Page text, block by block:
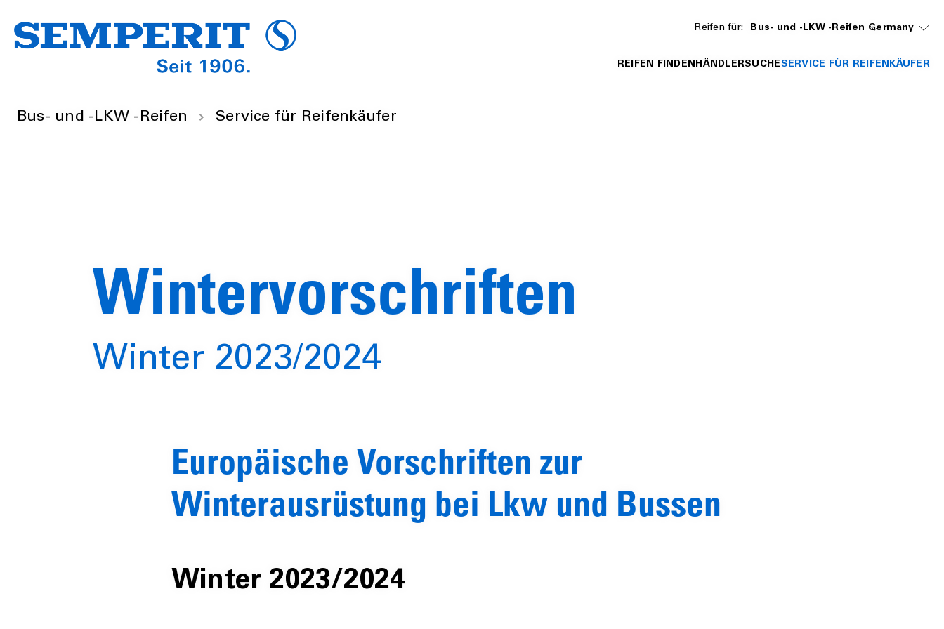
Reifen für: Bus- und -LKW -Reifen Germany
REIFEN FINDENHÄNDLERSUCHESERVICE FÜR REIFENKÄUFER
Bus- und -LKW -Reifen Service für Reifenkäufer
Wintervorschriften
Winter 2023/2024
Europäische Vorschriften zur
Winterausrüstung bei Lkw und Bussen
Winter 2023/2024